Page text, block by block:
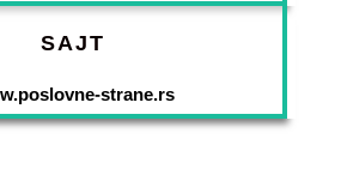
SAJT
strane.rs